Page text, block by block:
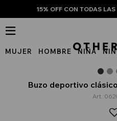
15% OFF CON TODAS
MUJER HOMBRE NIÑA

Buzo deportivo